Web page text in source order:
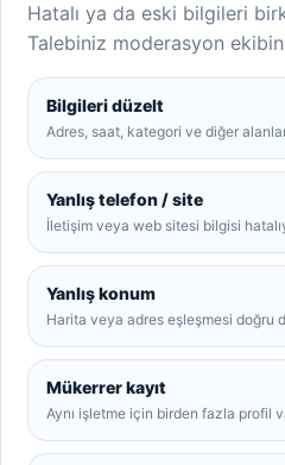
Hatalı ya da eski bilgileri
Talebiniz moderasyon
Bilgileri düzelt
Adres, saat, kategori ve diğer
Yanlış telefon / site
İletişim veya web sitesi bilgisi
Yanlış konum
Harita veya adres eşleşmesi doğru
Mükerrer kayıt
Aynı işletme için birden fazla profil